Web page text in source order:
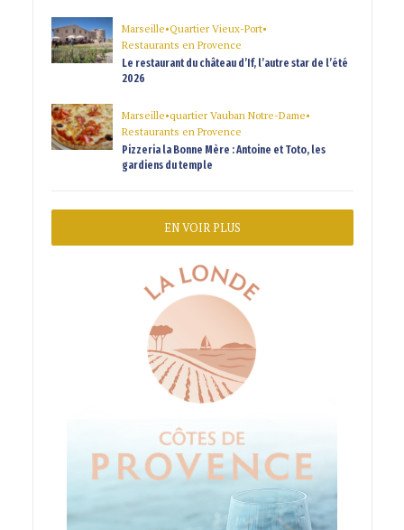
Marseille•Quartier Vieux-Port•
Restaurants en Provence
Le restaurant du château d’If, l’autre star de l’été
2026
Marseille•quartier Vauban Notre-Dame•
Restaurants en Provence
Pizzeria la Bonne Mère : Antoine et Toto, les
gardiens du temple
EN VOIR PLUS